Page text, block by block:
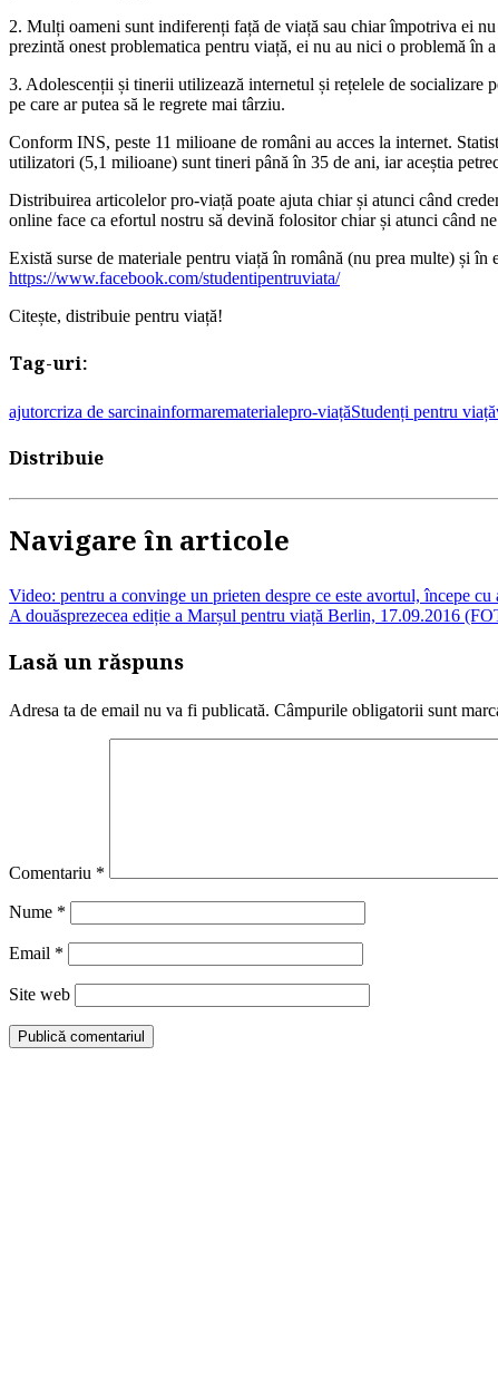
2. Mulți oameni sunt indiferenți față de viață sau chiar împotriva ei
prezintă onest problematica pentru viață, ei nu au nici o problemă în
3. Adolescenții și tinerii utilizează internetul și rețelele de socializare
pe care ar putea să le regrete mai târziu.
Conform INS, peste 11 milioane de români au acces la internet.
utilizatori (5,1 milioane) sunt tineri până în 35 de ani, iar aceștia
Distribuirea articolelor pro-viață poate ajuta chiar și atunci când
online face ca efortul nostru să devină folositor chiar și atunci când
Există surse de materiale pentru viață în română (nu prea multe) și
https://www.facebook.com/studentipentruviata/
Citește, distribuie pentru viață!
Tag-uri:
ajutorcriza de sarcinainformarematerialepro-viațăStudenți pentru viață
Distribuie
Navigare în articole
Video: pentru a convinge un prieten despre ce este avortul, începe cu
A douăsprezecea ediție a Marșul pentru viață Berlin, 17.09.2016
Lasă un răspuns
Adresa ta de email nu va fi publicată. Câmpurile obligatorii sunt
Comentariu *
Nume *
Email *
Site web